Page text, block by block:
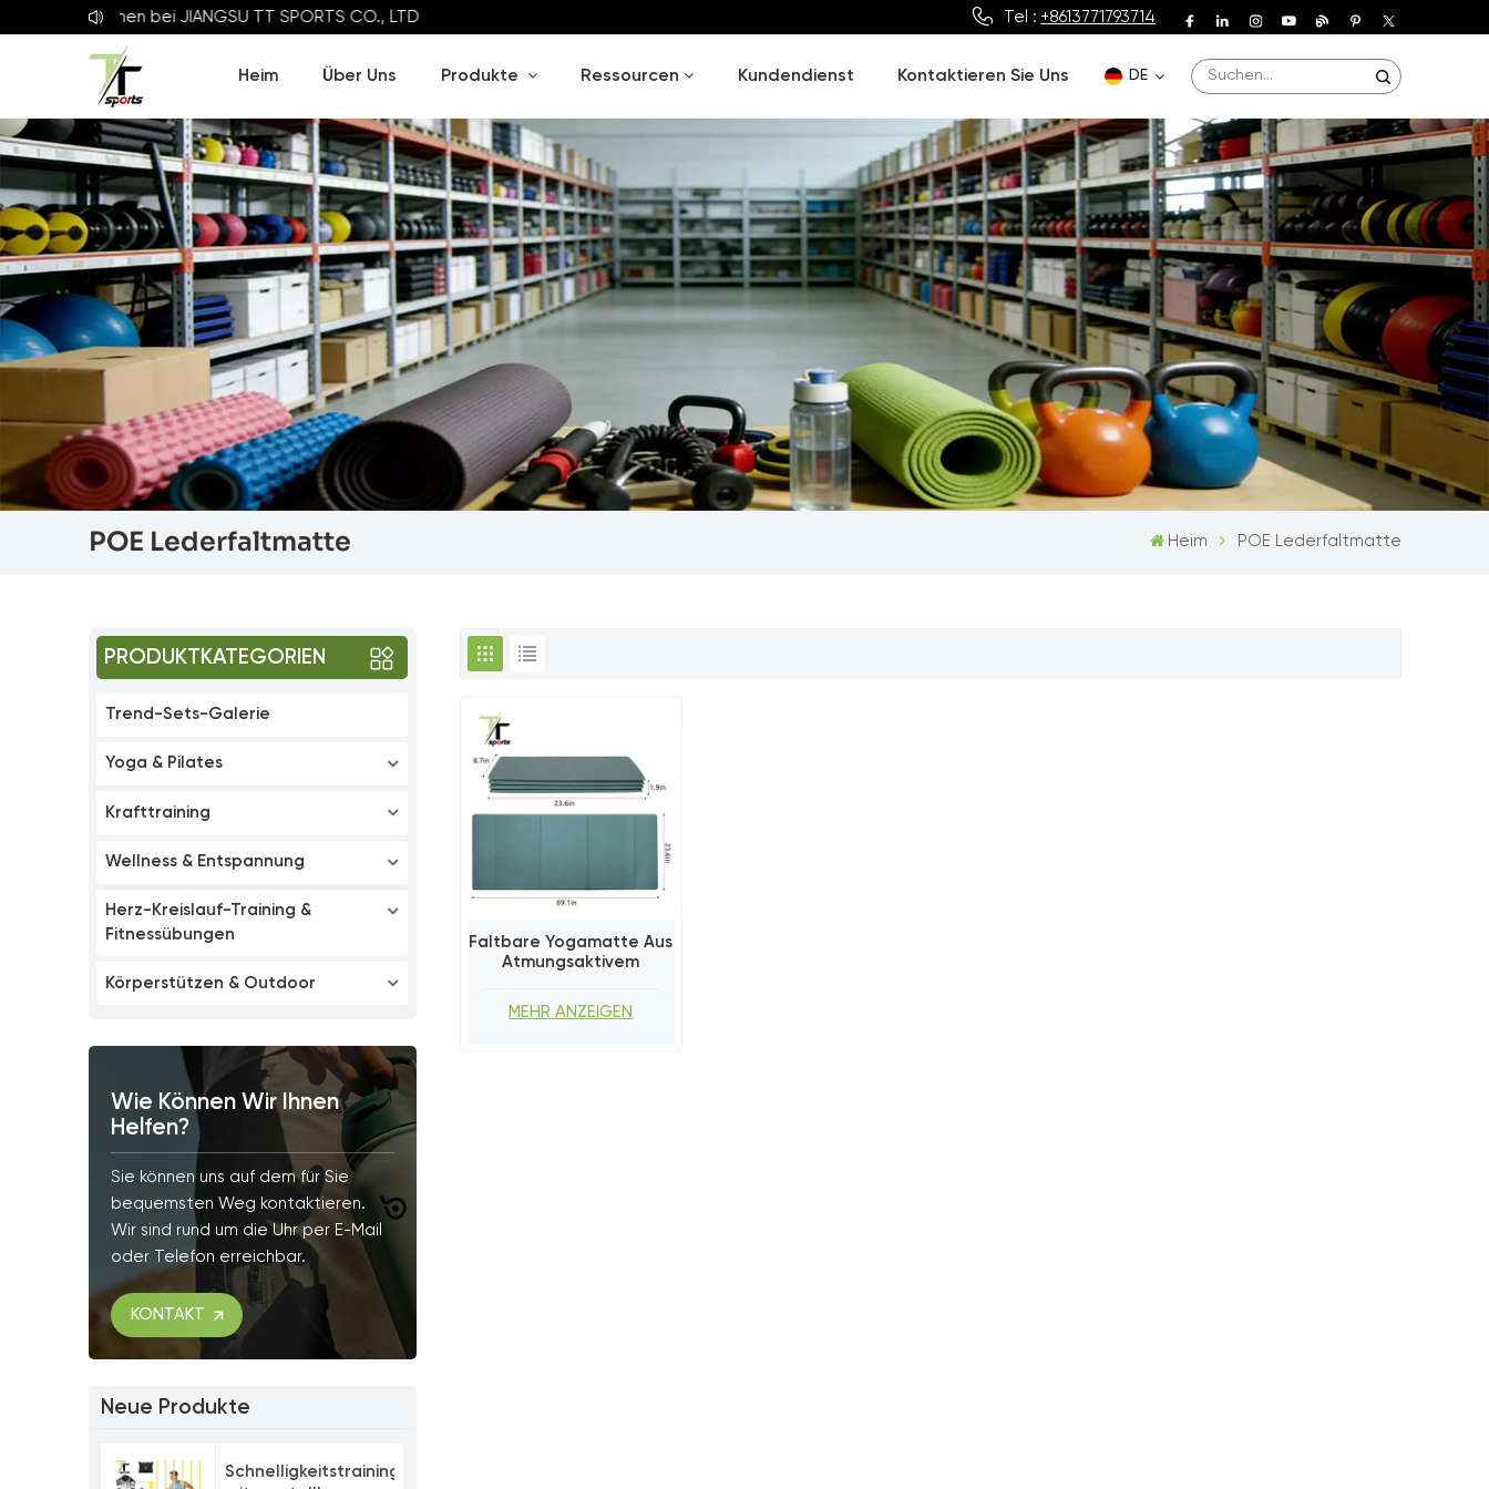
beiJIANGSU TT SPORTS CO., LTD Tel : +8613771793714
Heim Über Uns Produkte Ressourcen Kundendienst Kontaktieren Sie Uns DE
English
Deutsch
Español
Français
Português
POE Lederfaltmatte Heim POE Lederfaltmatte
PRODUKTKATEGORIEN
Trend-Sets-Galerie
Yoga & Pilates
Krafttraining
Wellness & Entspannung
Herz-Kreislauf-Training &
Fitnessübungen
Körperstützen & Outdoor
Wie Können Wir Ihnen
Helfen?
Sie können uns auf dem für Sie
bequemsten Weg kontaktieren.
Wir sind rund um die Uhr per E-Mail
oder Telefon erreichbar.
KONTAKT
Neue Produkte
Schnelligkeitstrainingsset
Faltbare Yogamatte Aus
Atmungsaktivem
Faltbar
MEHR ANZEIGEN